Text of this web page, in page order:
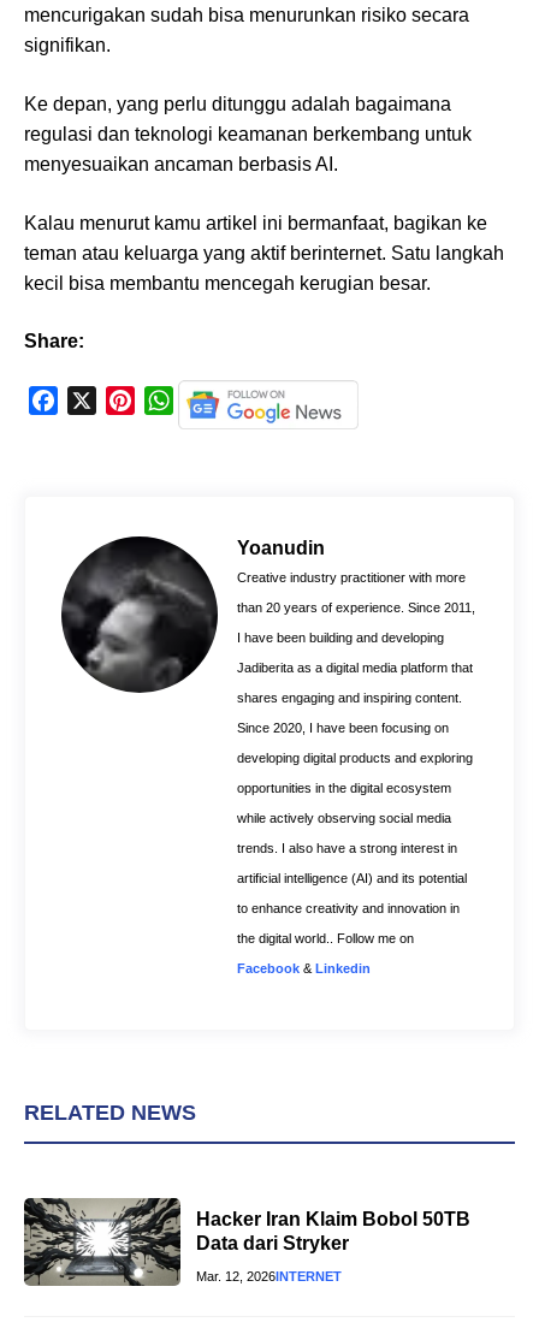
mencurigakan sudah bisa menurunkan risiko secara
signifikan.
Ke depan, yang perlu ditunggu adalah bagaimana
regulasi dan teknologi keamanan berkembang untuk
menyesuaikan ancaman berbasis AI.
Kalau menurut kamu artikel ini bermanfaat, bagikan ke
teman atau keluarga yang aktif berinternet. Satu langkah
kecil bisa membantu mencegah kerugian besar.
Share:
k
r
e
s
t
W
h
A
p
p
Yoanudin
Creative industry practitioner with more
than 20 years of experience. Since 2011,
I have been building and developing
Jadiberita as a digital media platform that
shares engaging and inspiring content.
Since 2020, I have been focusing on
developing digital products and exploring
opportunities in the digital ecosystem
while actively observing social media
trends. I also have a strong interest in
artificial intelligence (AI) and its potential
to enhance creativity and innovation in
the digital world.. Follow me on
Facebook & Linkedin
RELATED NEWS
Hacker Iran Klaim Bobol 50TB
Data dari Stryker
Mar. 12, 2026 INTERNET